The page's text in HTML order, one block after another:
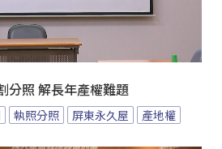
分照 解長年產權難題
執照分照 屏東永久屋 產地權